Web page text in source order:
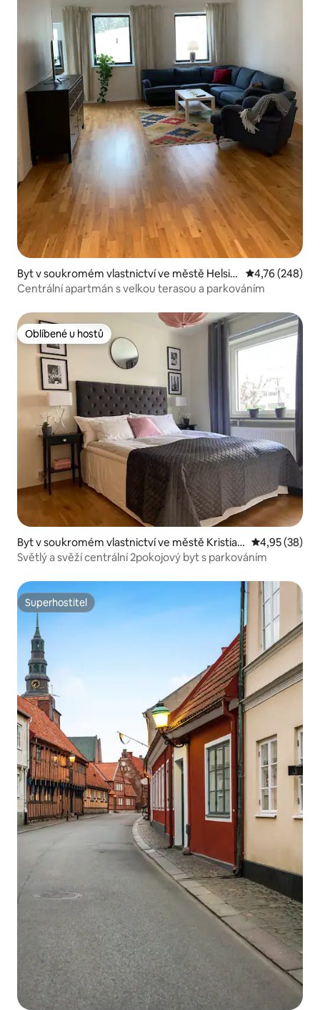
Byt v soukromém vlastnictví ve městě Helsin
gborg
Průměrné
4,76 (248)
Centrální apartmán s velkou terasou a parkováním
Oblíbené u hostů
Oblíbené u hostů
Byt v soukromém vlastnictví ve městě Kristian
stad
Průměrné
4,95 (38)
Světlý a svěží centrální 2pokojový byt s parkováním
Superhostitel
Superhostitel